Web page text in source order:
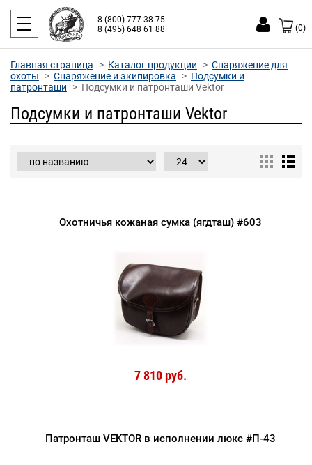
8 (800) 777 38 75
8 (495) 648 61 88
(0)
Главная страница Каталог продукции
Снаряжение для
охоты
Снаряжение и экипировка
Подсумки и
патронташи
Подсумки и патронташи Vektor
Подсумки и патронташи Vektor
Охотничья кожаная сумка (ягдташ) #603
7 810 руб.
Патронташ VEKTOR в исполнении люкс #П-43